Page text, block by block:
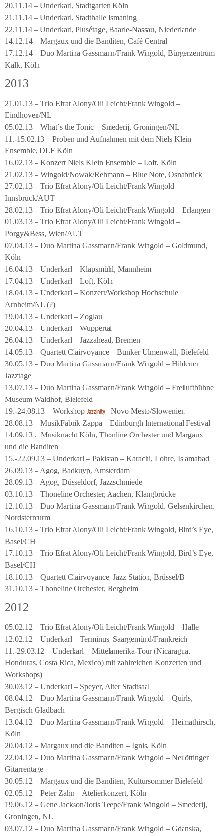
20.11.14 – Underkarl, Stadtgarten Köln
21.11.14 – Underkarl, Stadthalle Ismaning
22.11.14 – Underkarl, Plusétage, Baarle-Nassau, Niederlande
14.12.14 – Margaux und die Banditen, Café Central
17.12.14 – Duo Martina Gassmann/Frank Wingold, Bürgerzentrum
Kalk, Köln
2013
21.01.13 – Trio Efrat Alony/Oli Leicht/Frank Wingold –
Eindhoven/NL
05.02.13 – What´s the Tonic – Smederij, Groningen/NL
11.-15.02.13 – Proben und Aufnahmen mit dem Niels Klein
Ensemble, DLF Köln
16.02.13 – Konzert Niels Klein Ensemble – Loft, Köln
21.02.13 – Wingold/Nowak/Rehmann – Blue Note, Osnabrück
27.02.13 – Trio Efrat Alony/Oli Leicht/Frank Wingold –
Innsbruck/AUT
28.02.13 – Trio Efrat Alony/Oli Leicht/Frank Wingold – Erlangen
01.03.13 – Trio Efrat Alony/Oli Leicht/Frank Wingold –
Porgy&Bess, Wien/AUT
07.04.13 – Duo Martina Gassmann/Frank Wingold – Goldmund,
Köln
16.04.13 – Underkarl – Klapsmühl, Mannheim
17.04.13 – Underkarl – Loft, Köln
18.04.13 – Underkarl – Konzert/Workshop Hochschule
Arnheim/NL (?)
19.04.13 – Underkarl – Zoglau
20.04.13 – Underkarl – Wuppertal
26.04.13 – Underkarl – Jazzahead, Bremen
14.05.13 – Quartett Clairvoyance – Bunker Ulmenwall, Bielefeld
30.05.13 – Duo Martina Gassmann/Frank Wingold – Hildener
Jazztage
13.07.13 – Duo Martina Gassmann/Frank Wingold – Freiluftbühne
Museum Waldhof, Bielefeld
19.-24.08.13 – Workshop Jazzinity– Novo Mesto/Slowenien
28.08.13 – MusikFabrik Zappa – Edinburgh International Festival
14.09.13 .- Musiknacht Köln, Thonline Orchester und Margaux
und die Banditen
15.-22.09.13 – Underkarl – Pakistan – Karachi, Lohre, Islamabad
26.09.13 – Agog, Badkuyp, Amsterdam
28.09.13 – Agog, Düsseldorf, Jazzschmiede
03.10.13 – Thoneline Orchester, Aachen, Klangbrücke
12.10.13 – Duo Martina Gassmann/Frank Wingold, Gelsenkirchen,
Nordsternturm
16.10.13 – Trio Efrat Alony/Oli Leicht/Frank Wingold, Bird’s Eye,
Basel/CH
17.10.13 – Trio Efrat Alony/Oli Leicht/Frank Wingold, Bird’s Eye,
Basel/CH
18.10.13 – Quartett Clairvoyance, Jazz Station, Brüssel/B
31.10.13 – Thoneline Orchester, Bergheim
2012
05.02.12 – Trio Efrat Alony/Oli Leicht/Frank Wingold – Halle
12.02.12 – Underkarl – Terminus, Saargemünd/Frankreich
11.-29.03.12 – Underkarl – Mittelamerika-Tour (Nicaragua,
Honduras, Costa Rica, Mexico) mit zahlreichen Konzerten und
Workshops)
30.03.12 – Underkarl – Speyer, Alter Stadtsaal
08.04.12 – Duo Martina Gassmann/Frank Wingold – Quirls,
Bergisch Gladbach
13.04.12 – Duo Martina Gassmann/Frank Wingold – Heimathirsch,
Köln
20.04.12 – Margaux und die Banditen – Ignis, Köln
22.04.12 – Duo Martina Gassmann/Frank Wingold – Neuöttinger
Gitarrentage
30.05.12 – Margaux und die Banditen, Kultursommer Bielefeld
02.05.12 – Peter Zahn – Atelierkonzert, Köln
19.06.12 – Gene Jackson/Joris Teepe/Frank Wingold – Smederij,
Groningen, NL
03.07.12 – Duo Martina Gassmann/Frank Wingold – Gdanska,